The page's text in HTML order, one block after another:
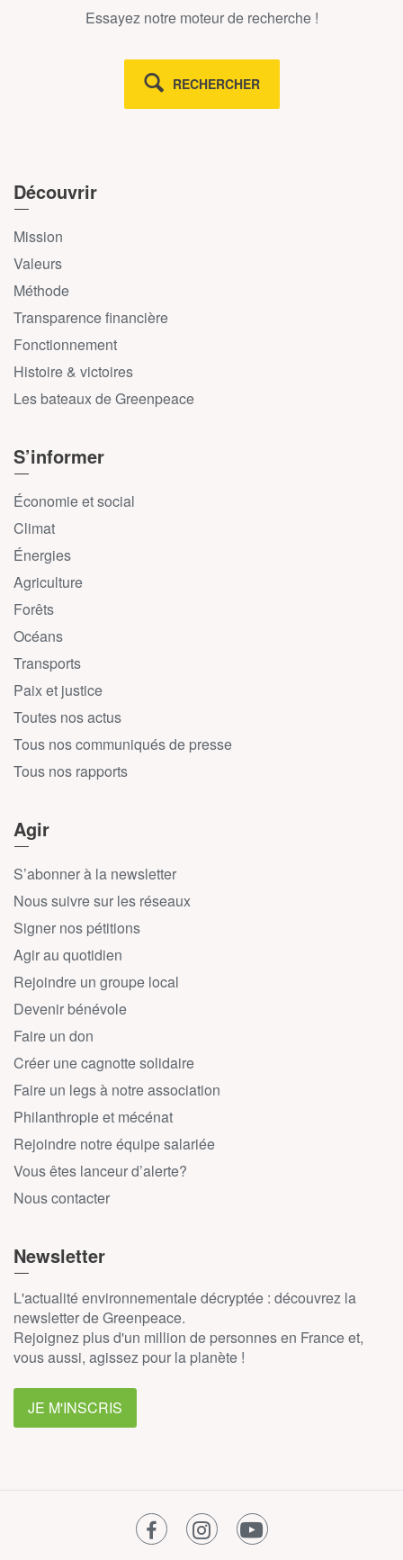
Essayez notre moteur de recherche !
RECHERCHER
Découvrir
Mission
Valeurs
Méthode
Transparence financière
Fonctionnement
Histoire & victoires
Les bateaux de Greenpeace
S’informer
Économie et social
Climat
Énergies
Agriculture
Forêts
Océans
Transports
Paix et justice
Toutes nos actus
Tous nos communiqués de presse
Tous nos rapports
Agir
S’abonner à la newsletter
Nous suivre sur les réseaux
Signer nos pétitions
Agir au quotidien
Rejoindre un groupe local
Devenir bénévole
Faire un don
Créer une cagnotte solidaire
Faire un legs à notre association
Philanthropie et mécénat
Rejoindre notre équipe salariée
Vous êtes lanceur d’alerte?
Nous contacter
Newsletter
L'actualité environnementale décryptée : découvrez la
newsletter de Greenpeace.
Rejoignez plus d'un million de personnes en France et,
vous aussi, agissez pour la planète !
JE M'INSCRIS
facebookinstagramyoutube